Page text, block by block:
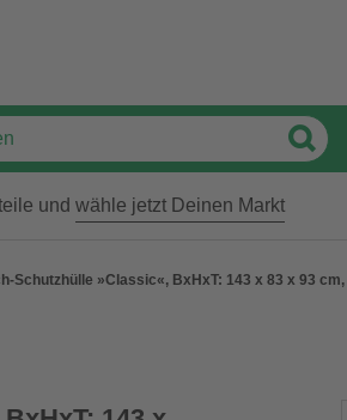
und wähle jetzt Deinen Markt
Schutzhülle »Classic«, BxHxT: 143 x 83 x 93